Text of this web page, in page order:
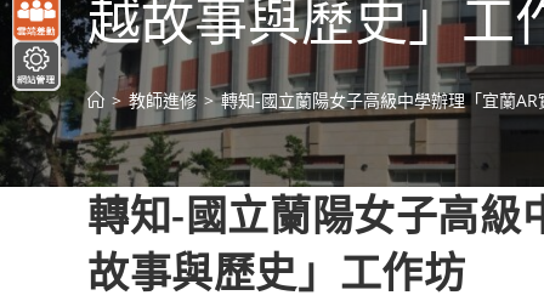
越故事與歷史」工
> 教師進修 > 轉知-國立蘭陽女子高級中學辦理「宜蘭
轉知-國立蘭陽女子高級
故事與歷史」工作坊